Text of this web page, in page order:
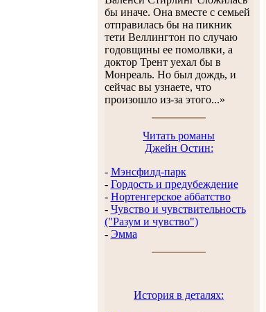
бы иначе. Она вместе с семьей
отправилась бы на пикник
тети Веллингтон по случаю
годовщины ее помолвки, а
доктор Трент уехал бы в
Монреаль. Но был дождь, и
сейчас вы узнаете, что
произошло из-за этого...»
Читать романы
Джейн Остин:
- Мэнсфилд-парк
- Гордость и предубеждение
- Нортенгерское аббатство
- Чувство и чувствительность
("Разум и чувство")
- Эмма
История в деталях: